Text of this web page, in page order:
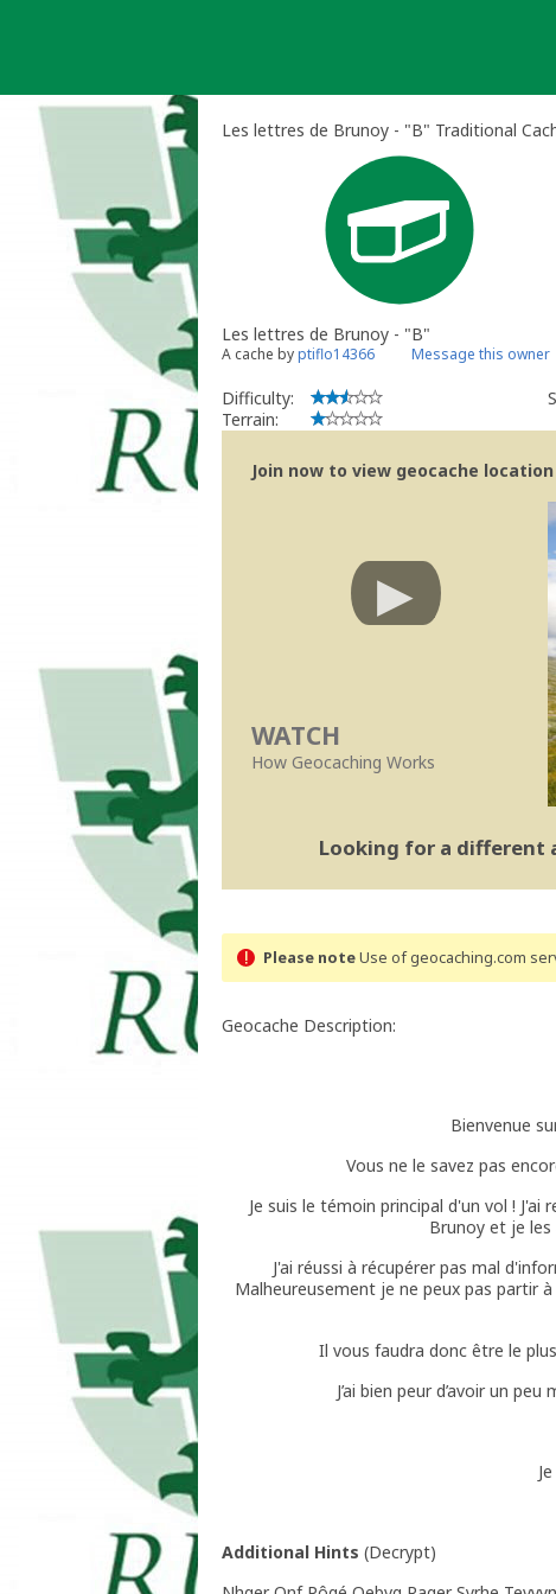
Les lettres de Brunoy - "B" Traditional
Les lettres de Brunoy - "B"
A cache byptiflo14366 Message this owner
Difficulty:
Terrain:
Join now to view geocache
WATCH
How Geocaching Works
Looking for a different
Please noteUse of geocaching.com
Geocache Description:
Bienvenue
Vous ne le savez pas
Je suis le témoin principal d'un vol !
Brunoy et je les
J'ai réussi à récupérer pas mal
Malheureusement je ne peux pas partir
Il vous faudra donc être le
J’ai bien peur d’avoir un
Additional Hints (Decrypt)